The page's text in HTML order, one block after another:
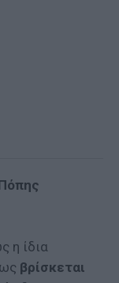
η ίδια
βρίσκεται